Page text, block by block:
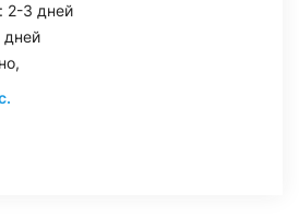
2-3 дней
дней